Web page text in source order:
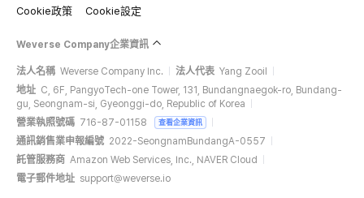
Cookie政策
Cookie設定
Weverse Company企業資訊
法人名稱 Weverse Company Inc. 法人代表 Yang Zooil
地址 C, 6F, PangyoTech-one Tower, 131, Bundangnaegok-ro, Bundang-
gu, Seongnam-si, Gyeonggi-do, Republic of Korea
營業執照號碼 716-87-01158 查看企業資訊
通訊銷售業申報編號 2022-SeongnamBundangA-0557
託管服務商 Amazon Web Services, Inc., NAVER Cloud
電子郵件地址 support@weverse.io